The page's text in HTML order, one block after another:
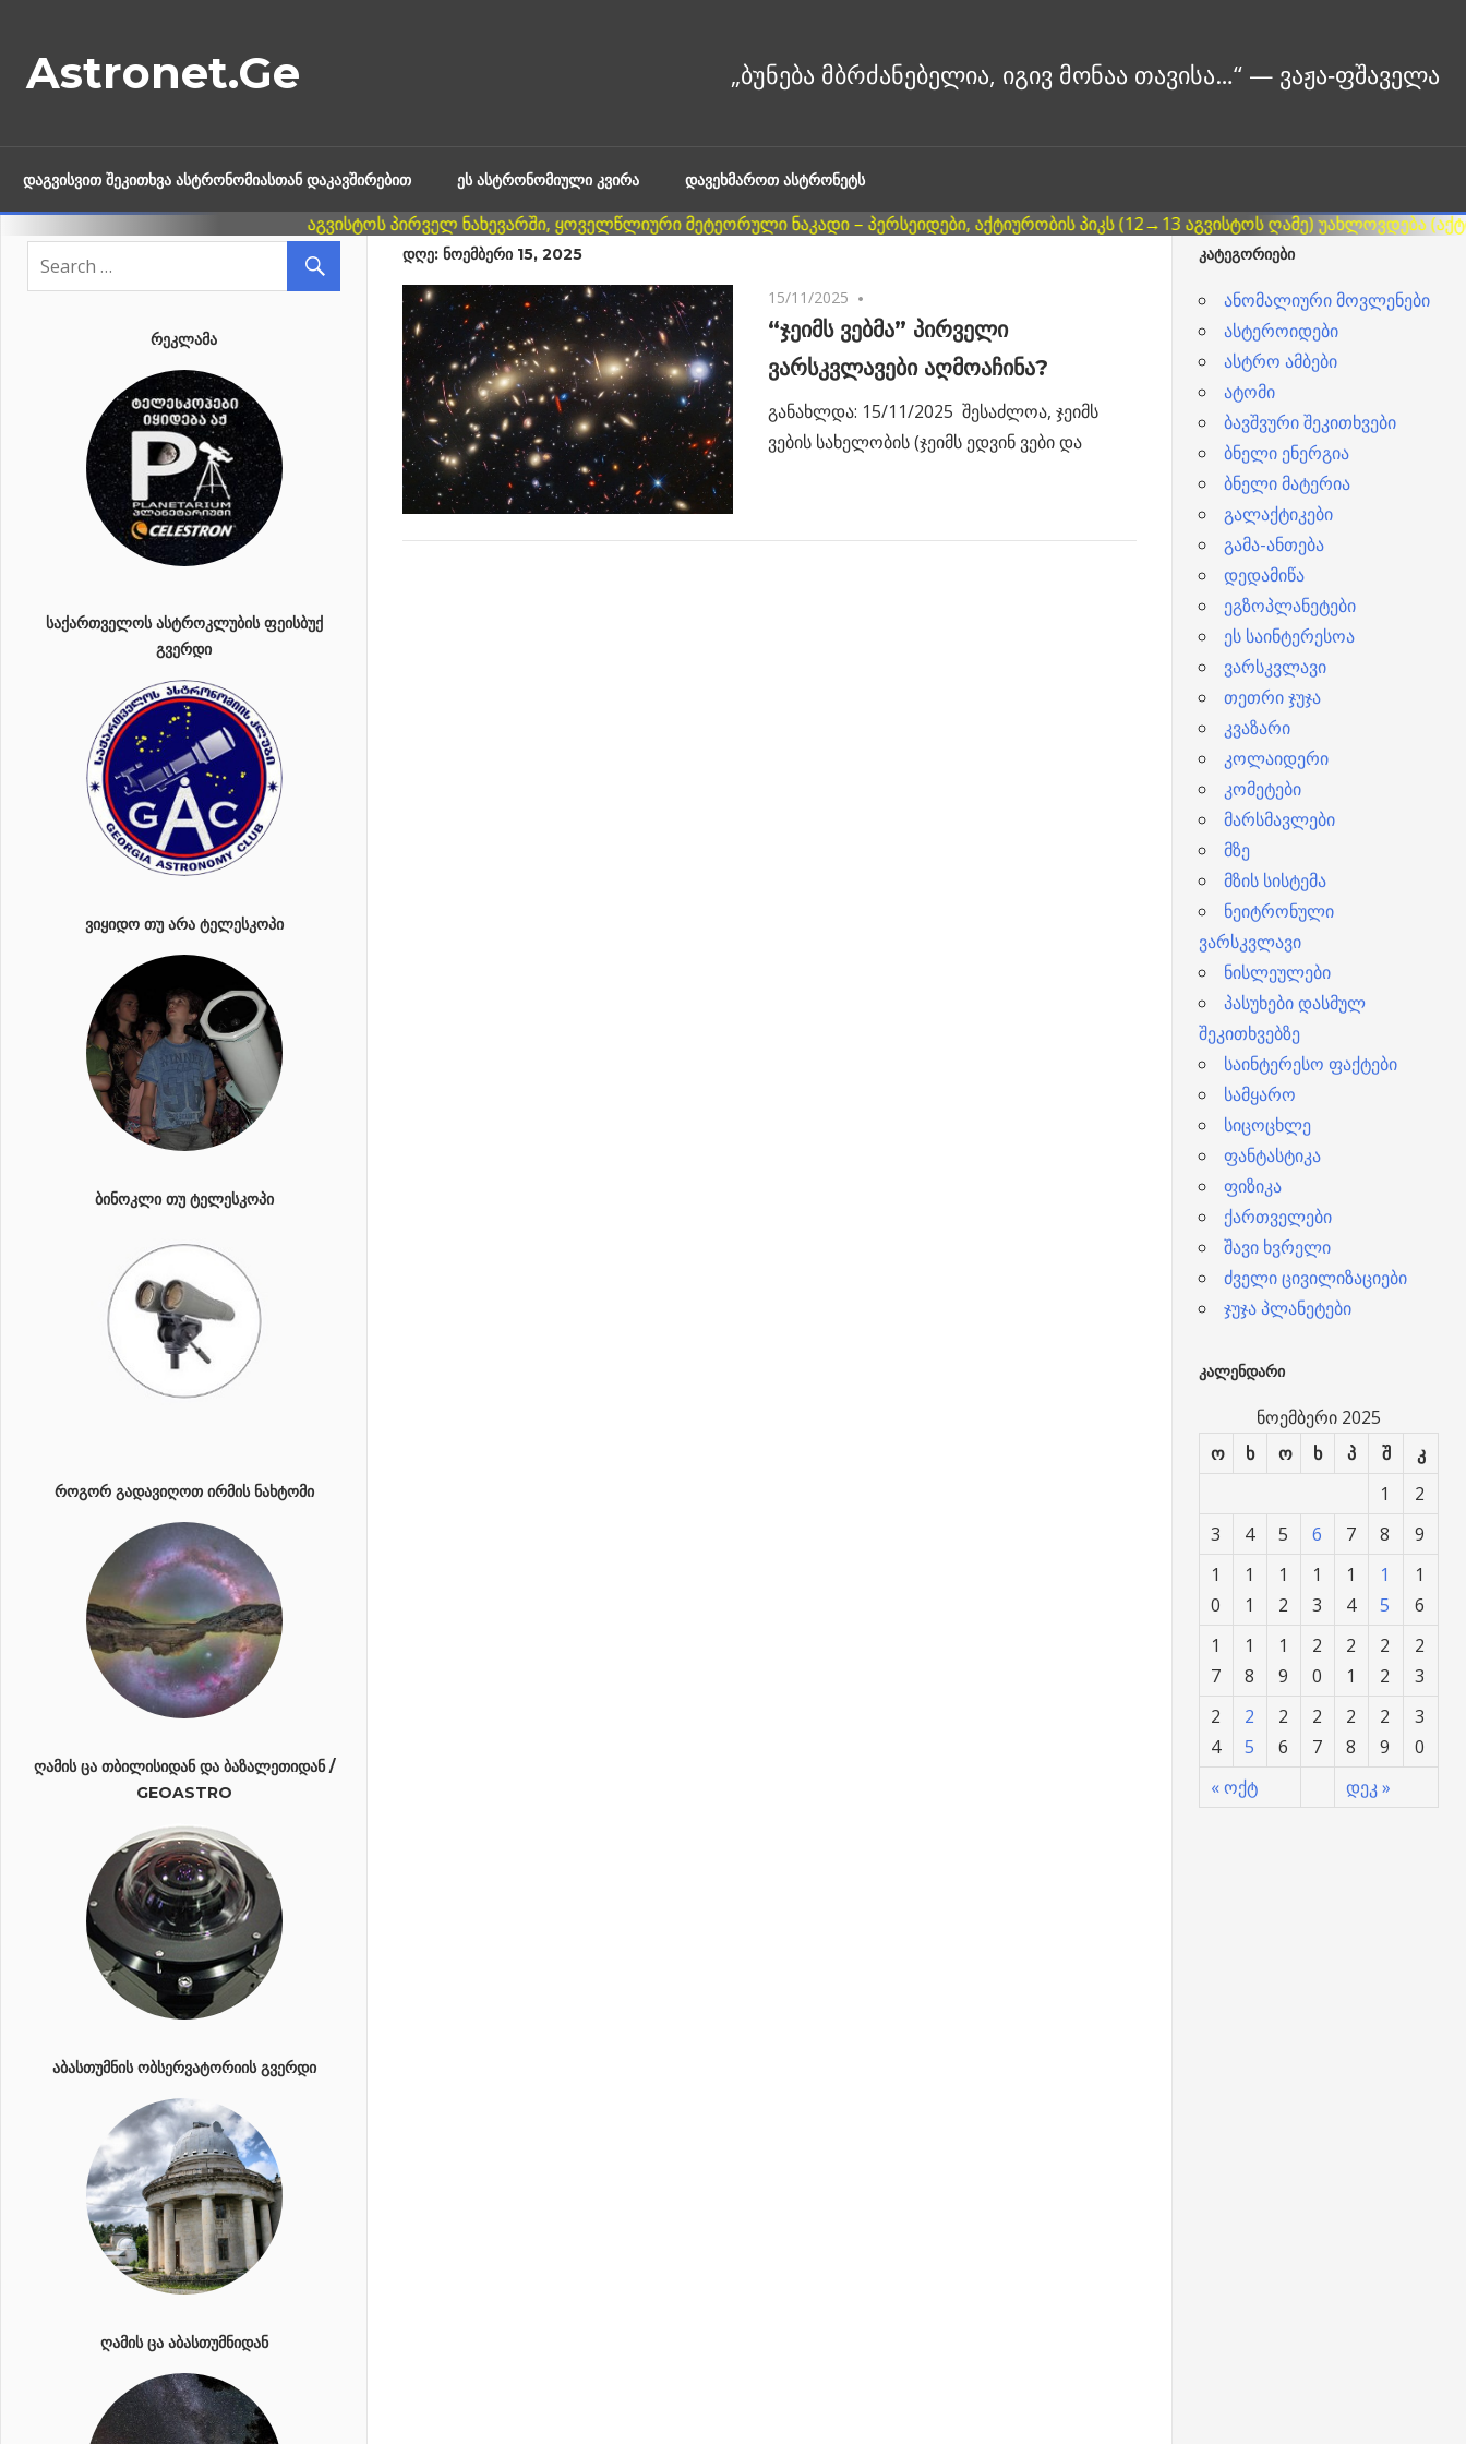
content
Astronet.Ge
ᲓᲐᲒᲕᲘᲡᲕᲘᲗ ᲨᲔᲙᲘᲗᲮᲕᲐ ᲐᲡᲢᲠᲝᲜᲝᲛᲘᲐᲡᲗᲐᲜ ᲓᲐᲙᲐᲕᲨᲘᲠᲔᲑᲘᲗ ᲔᲡ ᲐᲡᲢᲠᲝᲜᲝᲛᲘᲣᲚᲘ ᲙᲕᲘᲠᲐ ᲓᲐᲕᲔᲮᲛᲐᲠᲝᲗ ᲐᲡᲢᲠᲝᲜᲔᲢᲡ
ᲓᲦᲔ: ᲜᲝᲔᲛᲑᲔᲠᲘ 15, 2025
15/11/2025
“ჯეიმს ვებმა” პირველი
ვარსკვლავები აღმოაჩინა?
განახლდა: 15/11/2025 შესაძლოა, ჯეიმს
ვების სახელობის (ჯეიმს ედვინ ვები და
ᲠᲔᲙᲚᲐᲛᲐ
ᲡᲐᲥᲐᲠᲗᲕᲔᲚᲝᲡ ᲐᲡᲢᲠᲝᲙᲚᲣᲑᲘᲡ ᲤᲔᲘᲡᲑᲣᲥ
ᲒᲕᲔᲠᲓᲘ
ᲕᲘᲧᲘᲓᲝ ᲗᲣ ᲐᲠᲐ ᲢᲔᲚᲔᲡᲙᲝᲞᲘ
ᲑᲘᲜᲝᲙᲚᲘ ᲗᲣ ᲢᲔᲚᲔᲡᲙᲝᲞᲘ
ᲠᲝᲒᲝᲠ ᲒᲐᲓᲐᲕᲘᲦᲝᲗ ᲘᲠᲛᲘᲡ ᲜᲐᲮᲢᲝᲛᲘ
ᲦᲐᲛᲘᲡ ᲪᲐ ᲗᲑᲘᲚᲘᲡᲘᲓᲐᲜ ᲓᲐ ᲑᲐᲖᲐᲚᲔᲗᲘᲓᲐᲜ /
GEOASTRO
ᲐᲑᲐᲡᲗᲣᲛᲜᲘᲡ ᲝᲑᲡᲔᲠᲕᲐᲢᲝᲠᲘᲘᲡ ᲒᲕᲔᲠᲓᲘ
ᲦᲐᲛᲘᲡ ᲪᲐ ᲐᲑᲐᲡᲗᲣᲛᲜᲘᲓᲐᲜ
ᲙᲐᲢᲔᲒᲝᲠᲘᲔᲑᲘ
ანომალიური მოვლენები
ასტეროიდები
ასტრო ამბები
ატომი
ბავშვური შეკითხვები
ბნელი ენერგია
ბნელი მატერია
გალაქტიკები
გამა-ანთება
დედამიწა
ეგზოპლანეტები
ეს საინტერესოა
ვარსკვლავი
თეთრი ჯუჯა
კვაზარი
კოლაიდერი
კომეტები
მარსმავლები
მზე
მზის სისტემა
ნეიტრონული
ვარსკვლავი
ნისლეულები
პასუხები დასმულ
შეკითხვებზე
საინტერესო ფაქტები
სამყარო
სიცოცხლე
ფანტასტიკა
ფიზიკა
ქართველები
შავი ხვრელი
ძველი ცივილიზაციები
ჯუჯა პლანეტები
ᲙᲐᲚᲔᲜᲓᲐᲠᲘ
ნოემბერი 2025
ო
ხ ო ხ პ შ კ
« ოქტ დეკ »
1
2
3
4 5 6 7 8
9
1
0
1
1
1
2
1
3
1
4
1
5
1
6
1
7
1
8
1
9
2
0
2
1
2
2
2
3
2
4
2
5
2
6
2
7
2
8
2
9
3
0